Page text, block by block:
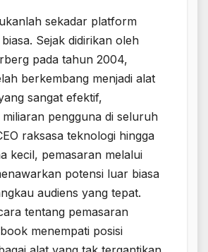
sekadar platform
Sejak didirikan oleh
pada tahun 2004,
berkembang menjadi alat
sangat efektif,
miliaran pengguna di seluruh
raksasa teknologi hingga
kecil, pemasaran melalui
potensi luar biasa
audiens yang tepat.
tentang pemasaran
menempati posisi